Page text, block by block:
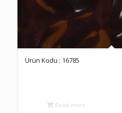
Ürün Kodu : 16785
Read more